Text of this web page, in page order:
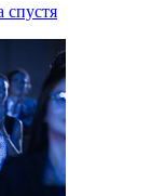
спустя